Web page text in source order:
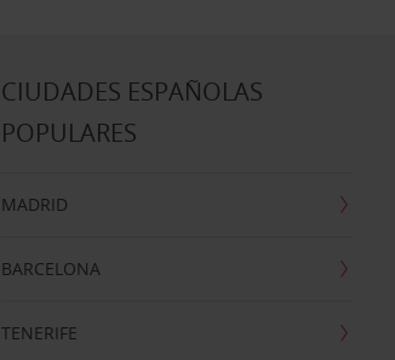
CIUDADES ESPAÑOLAS
POPULARES
MADRID
BARCELONA
TENERIFE